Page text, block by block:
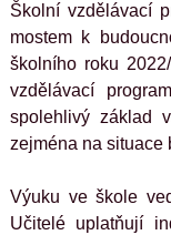
Školní vzdělávací
mostem k
školního roku
vzdělávací
spolehlivý základ
zejména na situace
Výuku ve škole
Učitelé uplatňují